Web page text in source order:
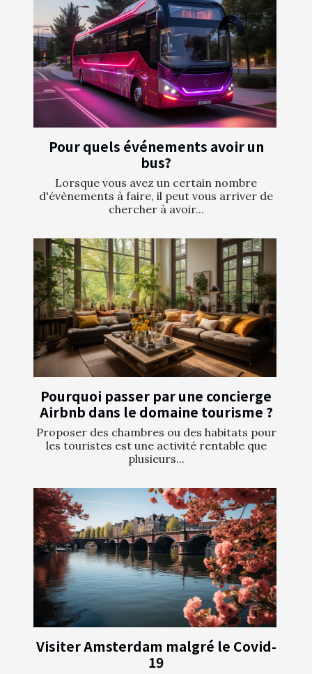
Pour quels événements avoir un
bus?
Lorsque vous avez un certain nombre
d'évènements à faire, il peut vous arriver de
chercher à avoir...
Pourquoi passer par une concierge
Airbnb dans le domaine tourisme ?
Proposer des chambres ou des habitats pour
les touristes est une activité rentable que
plusieurs...
Visiter Amsterdam malgré le Covid-
19